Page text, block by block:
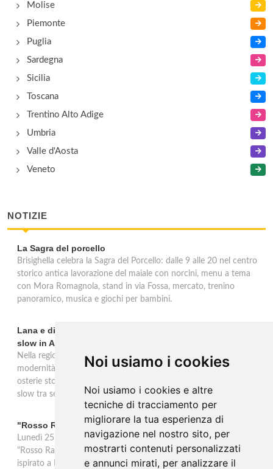
Noi usiamo i cookies
Noi usiamo i cookies e altre
tecniche di tracciamento per
migliorare la tua esperienza di
navigazione nel nostro sito, per
mostrarti contenuti personalizzati
e annunci mirati, per analizzare il
Molise
Piemonte
Puglia
Sardegna
Sicilia
Toscana
Trentino Alto Adige
Umbria
Valle d'Aosta
Veneto
NOTIZIE
La Sagra del porcello
Brisighella celebra la Sagra del Porcello: dalle 9 alle 20 nel centro
storico antica lavorazione del maiale con norcini, menu a tema
con Mora Romagnola, stand in via Fossa, mercato, trenino
panoramico, musica e giochi per bambini.
Lana e dintorni: Törggelen, vini d'eccellenza e vacanze
slow in Alto Adige
Nella regione di Lana in Alto Adige tradizione contadina e
modernità si fondono in un'esperienza autentica. Törggelen nelle
osterie storiche, vini da antiche tradizioni vitivinicole e vacanze
slow tra sentieri delle rogge e produttori locali.
"Rosso Rame" in scena a Collepasso il 25 agosto
Lunedì 25 agosto al Palazzo Baronale di Collepasso va in scena
"Rosso Rame", spettacolo di Mary Negro e Gabriele Polimeno
ispirato a Dario Fo e Franca Rame. Ingresso con prenotazione e